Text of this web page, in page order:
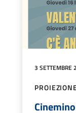
3 SETTEMBRE